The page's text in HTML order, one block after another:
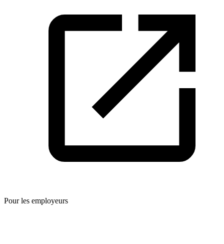
Pour les employeurs